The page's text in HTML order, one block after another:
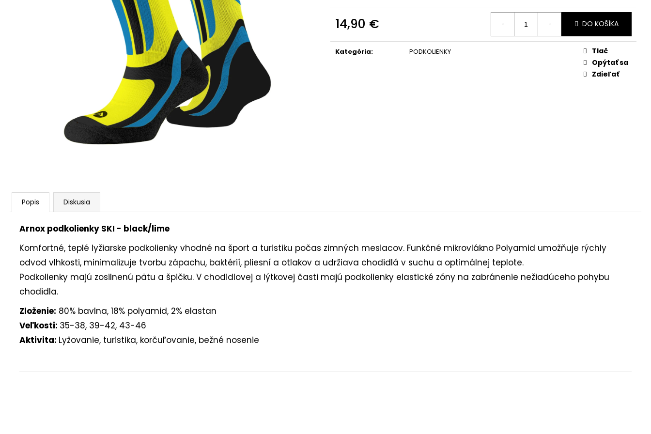
14,90 €
cena:
DO KOŠÍKA
Kategória: PODKOLIENKY
Tlač
Opýtať sa
Zdieľať
Popis Diskusia
Arnox podkolienky SKI - black/lime
Komfortné, teplé lyžiarske podkolienky vhodné na šport a turistiku počas zimných mesiacov. Funkčné mikrovlákno Polyamid umožňuje rýchly
odvod vlhkosti, minimalizuje tvorbu zápachu, baktérií, pliesní a otlakov a udržiava chodidlá v suchu a optimálnej teplote.
Podkolienky majú zosilnenú pätu a špičku. V chodidlovej a lýtkovej časti majú podkolienky elastické zóny na zabránenie nežiadúceho pohybu
chodidla.
Zloženie: 80% bavlna, 18% polyamid, 2% elastan
Veľkosti: 35-38, 39-42, 43-46
Aktivita: Lyžovanie, turistika, korčuľovanie, bežné nosenie